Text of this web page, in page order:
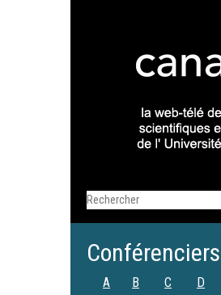
Conférenciers
A B C D